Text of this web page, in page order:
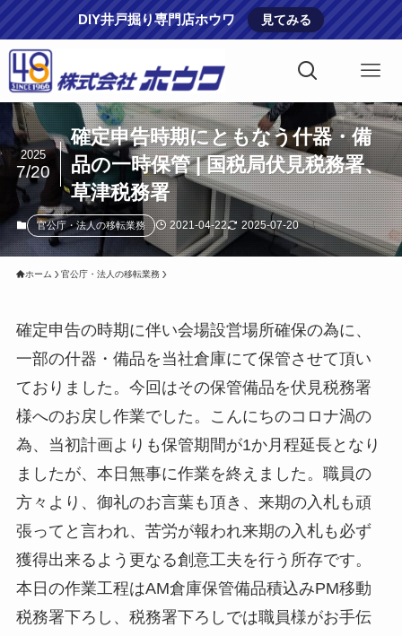
DIY井戸掘り専門店ホウワ 見てみる
確定申告時期にともなう什器・備
品の一時保管 | 国税局伏見税務署、
草津税務署
2025
7/20
官公庁・法人の移転業務 2021-04-22 2025-07-20
ホーム 官公庁・法人の移転業務
確定申告の時期に伴い会場設営場所確保の為に、
一部の什器・備品を当社倉庫にて保管させて頂い
ておりました。今回はその保管備品を伏見税務署
様へのお戻し作業でした。こんにちのコロナ渦の
為、当初計画よりも保管期間が1か月程延長となり
ましたが、本日無事に作業を終えました。職員の
方々より、御礼のお言葉も頂き、来期の入札も頑
張ってと言われ、苦労が報われ来期の入札も必ず
獲得出来るよう更なる創意工夫を行う所存です。
本日の作業工程はAM倉庫保管備品積込みPM移動
税務署下ろし、税務署下ろしでは職員様がお手伝